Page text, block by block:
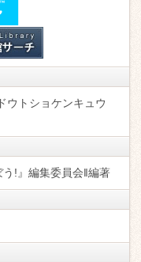
ウトショケンキュウ
!』編集委員会‖編著